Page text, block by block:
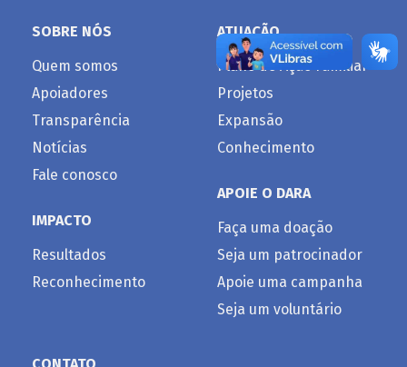
SOBRE NÓS
Quem somos
Apoiadores
Transparência
Notícias
Fale conosco
IMPACTO
Resultados
Reconhecimento
ATUAÇÃO
Plano de Ação Familiar
Projetos
Expansão
Conhecimento
APOIE O DARA
Faça uma doação
Seja um patrocinador
Apoie uma campanha
Seja um voluntário
CONTATO